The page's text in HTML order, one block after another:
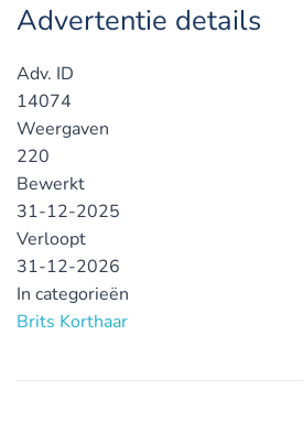
Advertentie details
Adv. ID
14074
Weergaven
220
Bewerkt
31-12-2025
Verloopt
31-12-2026
In categorieën
Brits Korthaar